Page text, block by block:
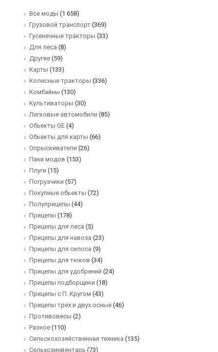
Все моды (1 658)
Грузовой транспорт (369)
Гусенечные тракторы (33)
Для леса (8)
Другие (59)
Карты (133)
Колесные тракторы (336)
Комбайны (130)
Культиваторы (30)
Легковые автомобили (85)
Обьекты GE (4)
Обьекты для карты (66)
Опрыскиватели (26)
Паки модов (153)
Плуги (15)
Погрузчики (57)
Покупные обьекты (72)
Полуприцепы (44)
Прицепы (178)
Прицепы для леса (5)
Прицепы для навоза (23)
Прицепы для силоса (9)
Прицепы для тюков (34)
Прицепы для удобрений (24)
Прицепы подборщики (18)
Прицепы с П. Кругом (43)
Прицепы трех и двух осные (46)
Противовесы (2)
Разное (110)
Сельскохозяйственная техника (135)
Сельхозинвентарь (73)